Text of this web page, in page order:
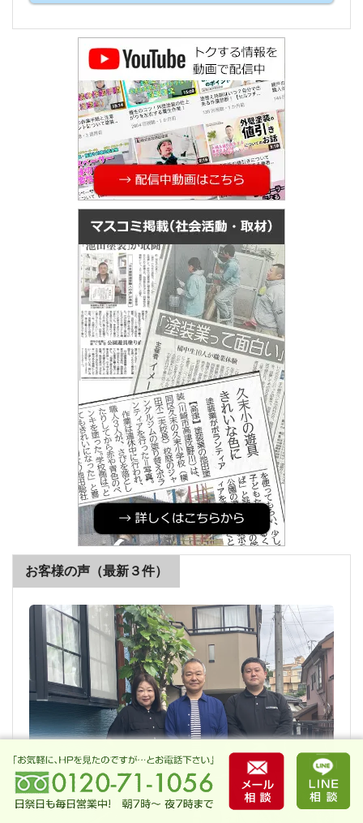
お客様の声（最新３件）